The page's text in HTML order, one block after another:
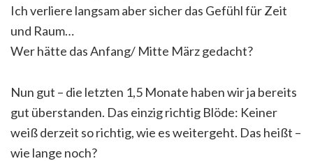
Ich verliere langsam aber sicher das Gefühl für Zeit
und Raum…
Wer hätte das Anfang/ Mitte März gedacht?
Nun gut – die letzten 1,5 Monate haben wir ja bereits
gut überstanden. Das einzig richtig Blöde: Keiner
weiß derzeit so richtig, wie es weitergeht. Das heißt –
wie lange noch?